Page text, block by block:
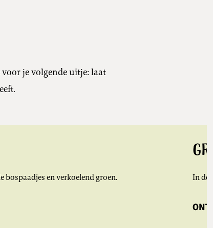
je volgende uitje: laat
bospaadjes en verkoelend groen. In